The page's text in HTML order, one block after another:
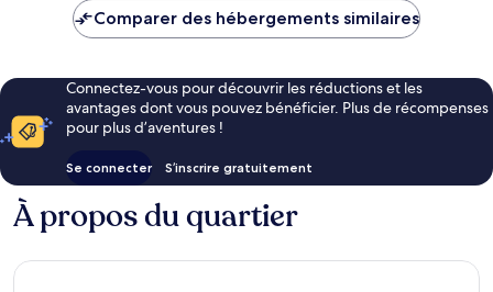
de
Comparer des hébergements similaires
Connectez-vous pour découvrir les réductions et les
avantages dont vous pouvez bénéficier. Plus de récompenses
pour plus d’aventures !
Se connecter S’inscrire gratuitement
À propos du quartier